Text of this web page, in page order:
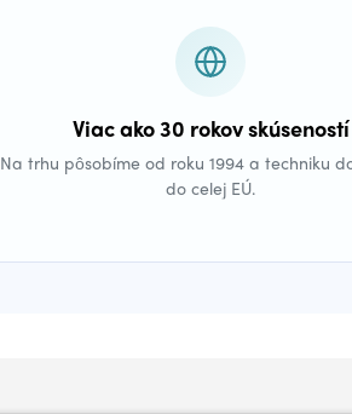
Viac ako 30 rokov skúseností
Na trhu pôsobíme od roku 1994 a techniku
do celej EÚ.